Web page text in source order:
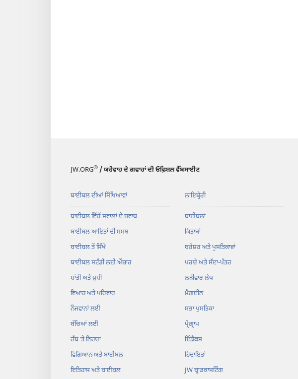
JW.ORG® / ਯਹੋਵਾਹ ਦੇ ਗਵਾਹਾਂ ਦੀ ਓਫ਼ਿਸ਼ਲ ਵੈੱਬਸਾਈਟ
ਬਾਈਬਲ ਦੀਆਂ ਸਿੱਖਿਆਵਾਂ
ਬਾਈਬਲ ਵਿੱਚੋਂ ਸਵਾਲਾਂ ਦੇ ਜਵਾਬ
ਬਾਈਬਲ ਆਇਤਾਂ ਦੀ ਸਮਝ
ਬਾਈਬਲ ਤੋਂ ਸਿੱਖੋ
ਬਾਈਬਲ ਸਟੱਡੀ ਲਈ ਔਜ਼ਾਰ
ਸ਼ਾਂਤੀ ਅਤੇ ਖ਼ੁਸ਼ੀ
ਵਿਆਹ ਅਤੇ ਪਰਿਵਾਰ
ਨੌਜਵਾਨਾਂ ਲਈ
ਬੱਚਿਆਂ ਲਈ
ਰੱਬ ʼਤੇ ਨਿਹਚਾ
ਵਿਗਿਆਨ ਅਤੇ ਬਾਈਬਲ
ਇਤਿਹਾਸ ਅਤੇ ਬਾਈਬਲ
ਲਾਇਬ੍ਰੇਰੀ
ਬਾਈਬਲਾਂ
ਕਿਤਾਬਾਂ
ਬਰੋਸ਼ਰ ਅਤੇ ਪੁਸਤਿਕਾਵਾਂ
ਪਰਚੇ ਅਤੇ ਸੱਦਾ-ਪੱਤਰ
ਲੜੀਵਾਰ ਲੇਖ
ਮੈਗਜ਼ੀਨ
ਸਭਾ ਪੁਸਤਿਕਾ
ਪ੍ਰੋਗ੍ਰਾਮ
ਇੰਡੈਕਸ
ਹਿਦਾਇਤਾਂ
JW ਬ੍ਰਾਡਕਾਸਟਿੰਗ